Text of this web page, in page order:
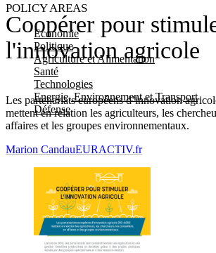
POLICY AREAS
Economie
Politique
Agriculture et Alimentation
Santé
Technologies
Energie, Environnement et Transport
Défense
Coopérer pour
l'innovation agricole
Les partenariats européens d’innovation
mettent en relation les agriculteurs, les
affaires et les groupes environnementaux.
Marion CandauEURACTIV.fr